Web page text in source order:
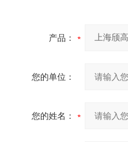
产品：
您的单位：
您的姓名：